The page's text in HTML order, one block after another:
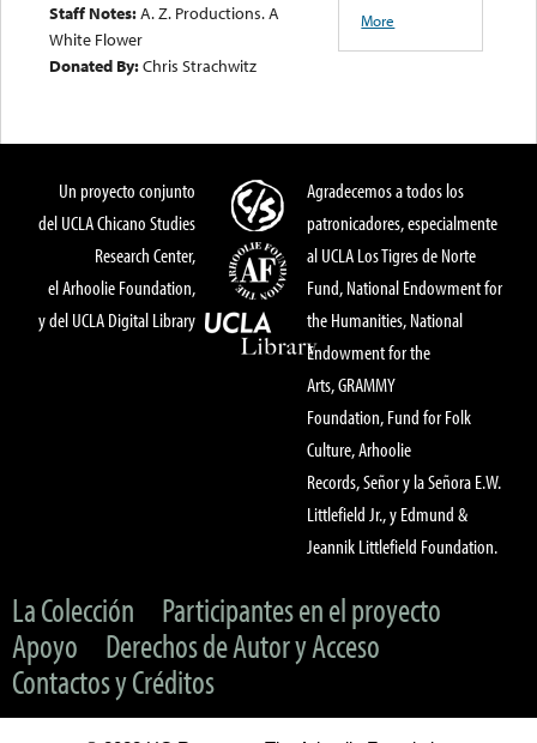
Staff Notes:A. Z. Productions. A
White Flower
Donated By:Chris Strachwitz
More
Un proyecto conjunto
del UCLA Chicano Studies
Research Center,
el Arhoolie Foundation,
y del UCLA Digital Library
Agradecemos a todos los
patronicadores, especialmente
al UCLA Los Tigres de Norte
Fund, National Endowment for
the Humanities, National
Endowment for the
Arts, GRAMMY
Foundation, Fund for Folk
Culture, Arhoolie
Records, Señor y la Señora E.W.
Littlefield Jr., y Edmund &
Jeannik Littlefield Foundation.
La Colección
Participantes en el proyecto
Apoyo
Derechos de Autor y Acceso
Contactos y Créditos